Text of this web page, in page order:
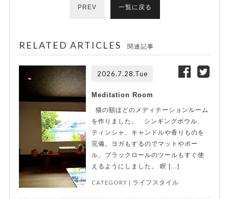
PREV 一覧に戻る
RELATED ARTICLES 関連記事
2026.7.28.Tue
Meditation Room
猫の額ほどのメディテーションルーム
を作りました。 シンギングボウル、
ティンシャ、キャンドルや香りものを
完備。ヨガもするのでマットやポー
ル、ブラックロールのツールもすぐ使
えるようにしました。 瞑 […]
CATEGORY | ライフスタイル